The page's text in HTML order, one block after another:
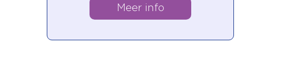
Meer info